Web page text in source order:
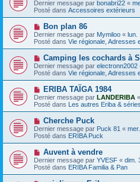
s
a
g
e
u
m
e
s
a
g
e
u
v
e
a
u
m
e
s
s
a
g
e
Dernier message par bonabri22 «
Posté dans Accessoires extérieurs
N
o
u
v
a
u
m
e
s
a
g
e
Bon plan 86
Dernier message par Mymiloo « lun.
Posté dans Vie régionale, Adresses
N
o
u
v
e
a
u
m
e
s
s
a
g
Camping les cochards à
Dernier message par electronn2002
Posté dans Vie régionale, Adresses
N
o
u
v
a
u
m
e
s
s
a
g
ERIBA TAÏGA 1984
Dernier message par LANDERIBA «
Posté dans Les autres Eriba &
N
o
u
v
a
u
m
e
Cherche Puck
Dernier message par Puck 81 «
Posté dans ERIBA Puck
N
o
u
v
Auvent à vendre
Dernier message par YVESF « dim.
Posté dans ERIBA Familia & Pan